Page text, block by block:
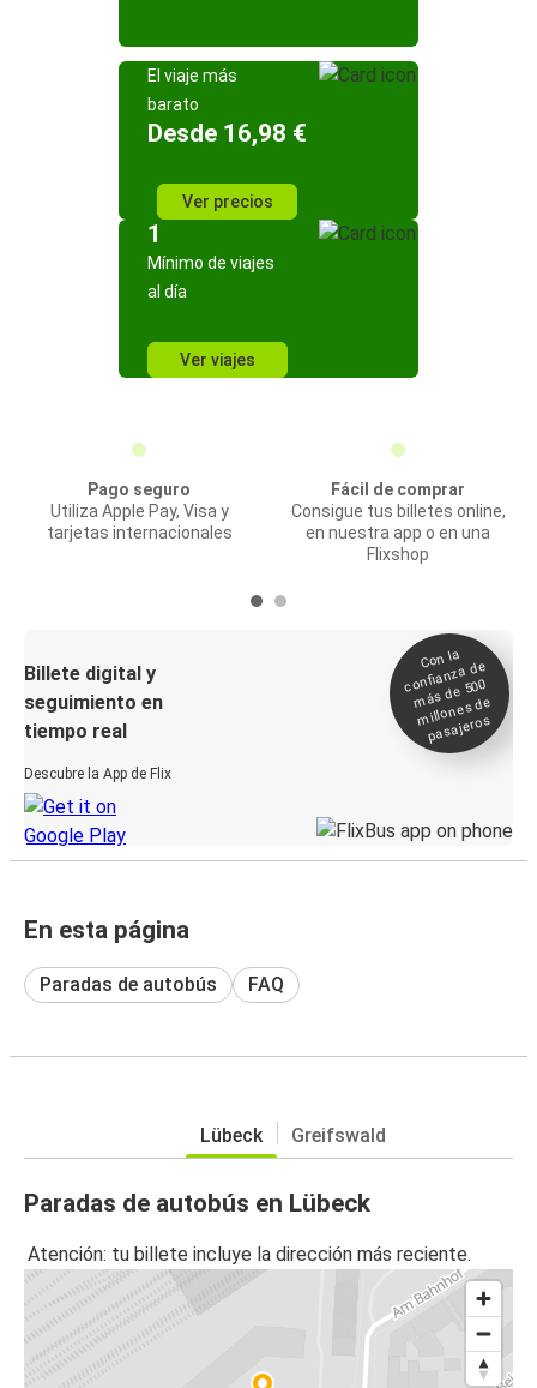
El viaje más
barato
Desde 16,98 €
Ver precios
1
Mínimo de viajes
al día
Ver viajes
Pago seguro
Utiliza Apple Pay, Visa y
tarjetas internacionales
Fácil de comprar
Consigue tus billetes online,
en nuestra app o en una
Flixshop
Billete digital y
seguimiento en
tiempo real
Descubre la App de Flix
Con la
confianza de
más de 500
millones de
pasajeros
En esta página
Paradas de autobús FAQ
Lübeck Greifswald
Paradas de autobús en Lübeck
Atención: tu billete incluye la dirección más reciente.